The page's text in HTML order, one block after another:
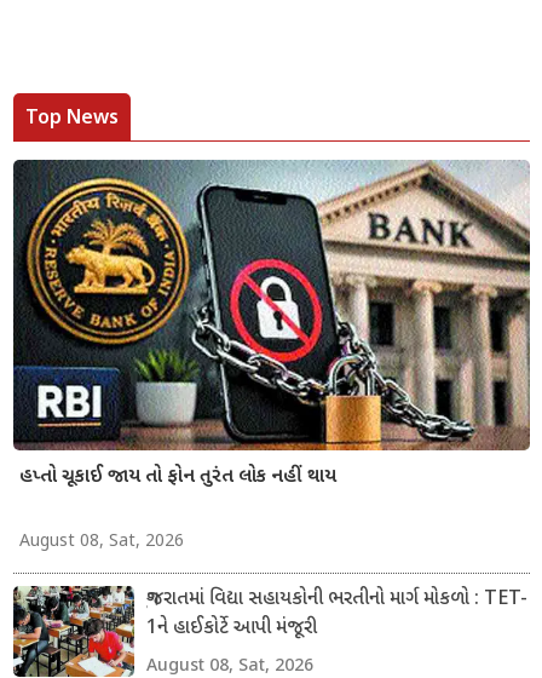
Top News
હપ્તો ચૂકાઈ જાય તો ફોન તુરંત લોક નહીં થાય
August 08, Sat, 2026
ગુજરાતમાં વિદ્યા સહાયકોની ભરતીનો માર્ગ મોકળો : TET-
1ને હાઈકોર્ટે આપી મંજૂરી
August 08, Sat, 2026